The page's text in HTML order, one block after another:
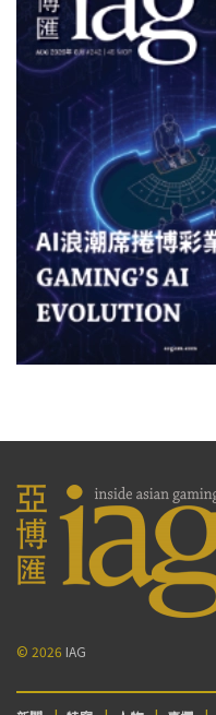
© 2026 IAG